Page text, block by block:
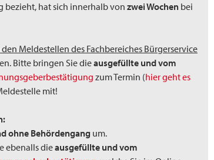
bezieht, hat sich innerhalb von zwei Wochen bei
Meldestellen des Fachbereiches Bürgerservice
Bitte bringen Sie dieausgefüllte und vom
zum Termin (hier geht es
mit!
ohne Behördengang um.
ebenalls dieausgefüllte und vom